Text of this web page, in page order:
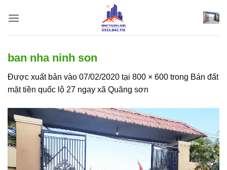
qua
ban nha ninh son
Được xuất bản vào 07/02/2020 tại 800 × 600 trong Bán đất
mặt tiền quốc lộ 27 ngay xã Quãng sơn